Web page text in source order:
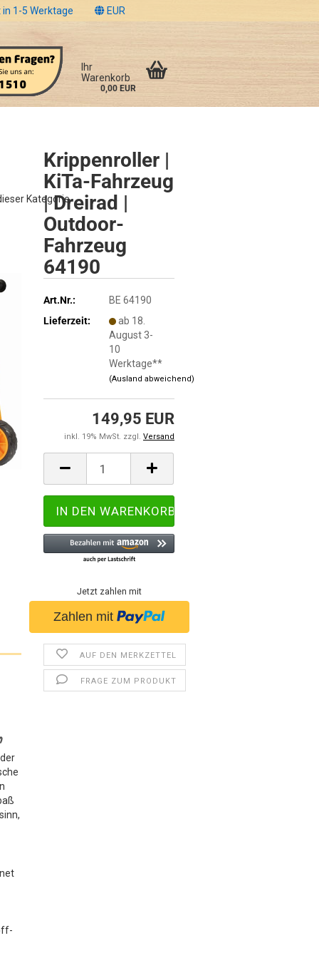
1-5 Werktage
EUR
Ihr
Warenkorb
0,00 EUR
Kategorie
Krippenroller |
KiTa-Fahrzeug
| Dreirad |
Outdoor-
Fahrzeug
64190
Art.Nr.:
BE 64190
Lieferzeit:
ab 18.
August 3-
10
Werktage**
(Ausland abweichend)
149,95 EUR
inkl. 19% MwSt. zzgl. Versand
Jetzt zahlen mit
AUF DEN MERKZETTEL
FRAGE ZUM PRODUKT